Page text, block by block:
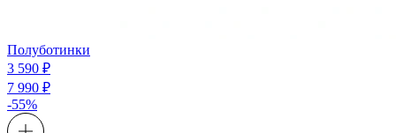
Полуботинки
3 590 ₽
7 990 ₽
-55%